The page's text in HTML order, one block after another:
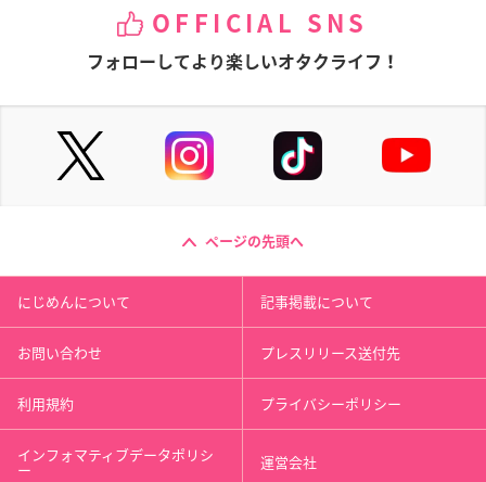
OFFICIAL SNS
フォローしてより楽しいオタクライフ！
ページの先頭へ
にじめんについて 記事掲載について
お問い合わせ プレスリリース送付先
利用規約 プライバシーポリシー
インフォマティブデータポリシ
ー 運営会社